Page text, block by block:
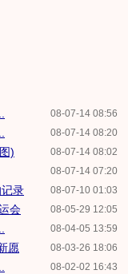
08-07-14 08:56
08-07-14 08:20
08-07-14 08:02
)
08-07-14 07:20
08-07-10 01:03
录
08-05-29 12:05
会
08-04-05 13:59
08-03-26 18:06
愿
08-02-02 16:43